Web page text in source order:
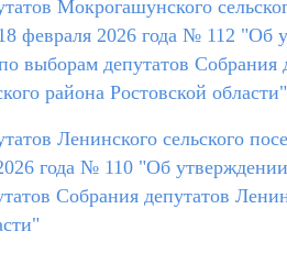
Мокрогашунского
февраля 2026 года № 112 "Об
выборам депутатов
района Ростовской области"
Ленинского сельского
года № 110 "Об
Собрания депутатов